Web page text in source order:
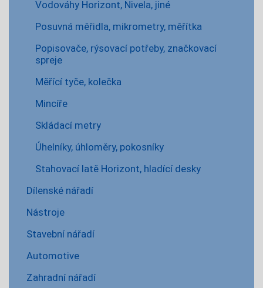
Vodováhy Horizont, Nivela, jiné
Posuvná měřidla, mikrometry, měřítka
Popisovače, rýsovací potřeby, značkovací
spreje
Měřící tyče, kolečka
Mincíře
Skládací metry
Úhelníky, úhloměry, pokosníky
Stahovací latě Horizont, hladící desky
Dílenské nářadí
Nástroje
Stavební nářadí
Automotive
Zahradní nářadí